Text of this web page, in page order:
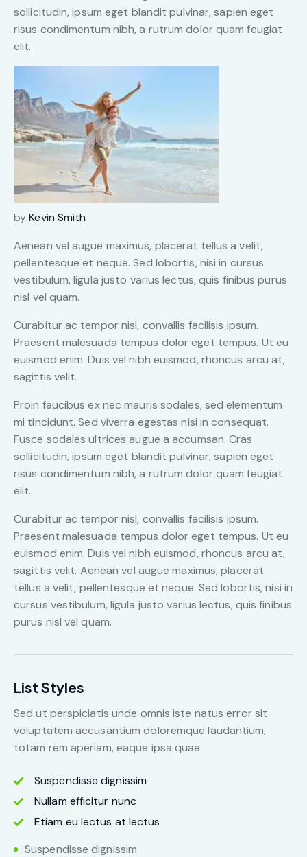
sollicitudin, ipsum eget blandit pulvinar, sapien eget
risus condimentum nibh, a rutrum dolor quam feugiat
elit.
byKevin Smith
Aenean vel augue maximus, placerat tellus a velit,
pellentesque et neque. Sed lobortis, nisi in cursus
vestibulum, ligula justo varius lectus, quis finibus purus
nisl vel quam.
Curabitur ac tempor nisl, convallis facilisis ipsum.
Praesent malesuada tempus dolor eget tempus. Ut eu
euismod enim. Duis vel nibh euismod, rhoncus arcu at,
sagittis velit.
Proin faucibus ex nec mauris sodales, sed elementum
mi tincidunt. Sed viverra egestas nisi in consequat.
Fusce sodales ultrices augue a accumsan. Cras
sollicitudin, ipsum eget blandit pulvinar, sapien eget
risus condimentum nibh, a rutrum dolor quam feugiat
elit.
Curabitur ac tempor nisl, convallis facilisis ipsum.
Praesent malesuada tempus dolor eget tempus. Ut eu
euismod enim. Duis vel nibh euismod, rhoncus arcu at,
sagittis velit. Aenean vel augue maximus, placerat
tellus a velit, pellentesque et neque. Sed lobortis, nisi in
cursus vestibulum, ligula justo varius lectus, quis finibus
purus nisl vel quam.
List Styles
Sed ut perspiciatis unde omnis iste natus error sit
voluptatem accusantium doloremque laudantium,
totam rem aperiam, eaque ipsa quae.
Suspendisse dignissim
Nullam efficitur nunc
Etiam eu lectus at lectus
Suspendisse dignissim